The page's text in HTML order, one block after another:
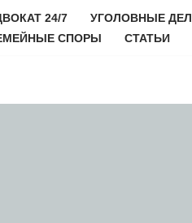
24/7 УГОЛОВНЫЕ
СПОРЫ
СТАТЬИ